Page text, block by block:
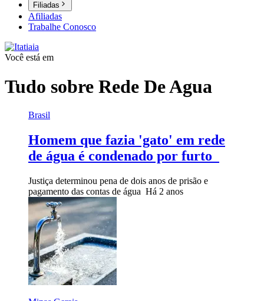
Filiadas
Afiliadas
Trabalhe Conosco
Você está em
Tudo sobre Rede De Agua
Brasil
Homem que fazia 'gato' em rede
de água é condenado por furto
Justiça determinou pena de dois anos de prisão e
pagamento das contas de água Há 2 anos